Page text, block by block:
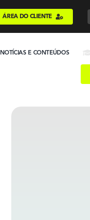
ÁREA DO CLIENTE
NOTÍCIAS E CONTEÚDOS